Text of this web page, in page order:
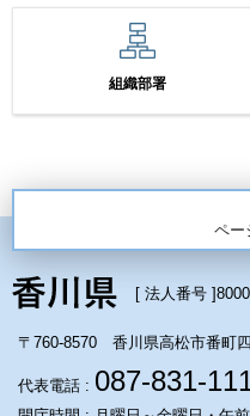
組織部署
ペー
[ 法人番号 ]
〒760-8570 香川県高松市番町
代表電話 : 087-831-